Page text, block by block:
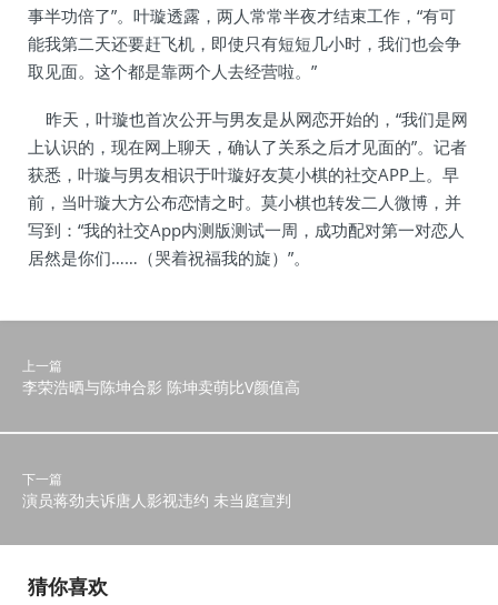
事半功倍了”。叶璇透露，两人常常半夜才结束工作，“有可
能我第二天还要赶飞机，即使只有短短几小时，我们也会争
取见面。这个都是靠两个人去经营啦。”
昨天，叶璇也首次公开与男友是从网恋开始的，“我们是网
上认识的，现在网上聊天，确认了关系之后才见面的”。记者
获悉，叶璇与男友相识于叶璇好友莫小棋的社交APP上。早
前，当叶璇大方公布恋情之时。莫小棋也转发二人微博，并
写到：“我的社交App内测版测试一周，成功配对第一对恋人
居然是你们……（哭着祝福我的旋）”。
上一篇
李荣浩晒与陈坤合影 陈坤卖萌比V颜值高
下一篇
演员蒋劲夫诉唐人影视违约 未当庭宣判
猜你喜欢